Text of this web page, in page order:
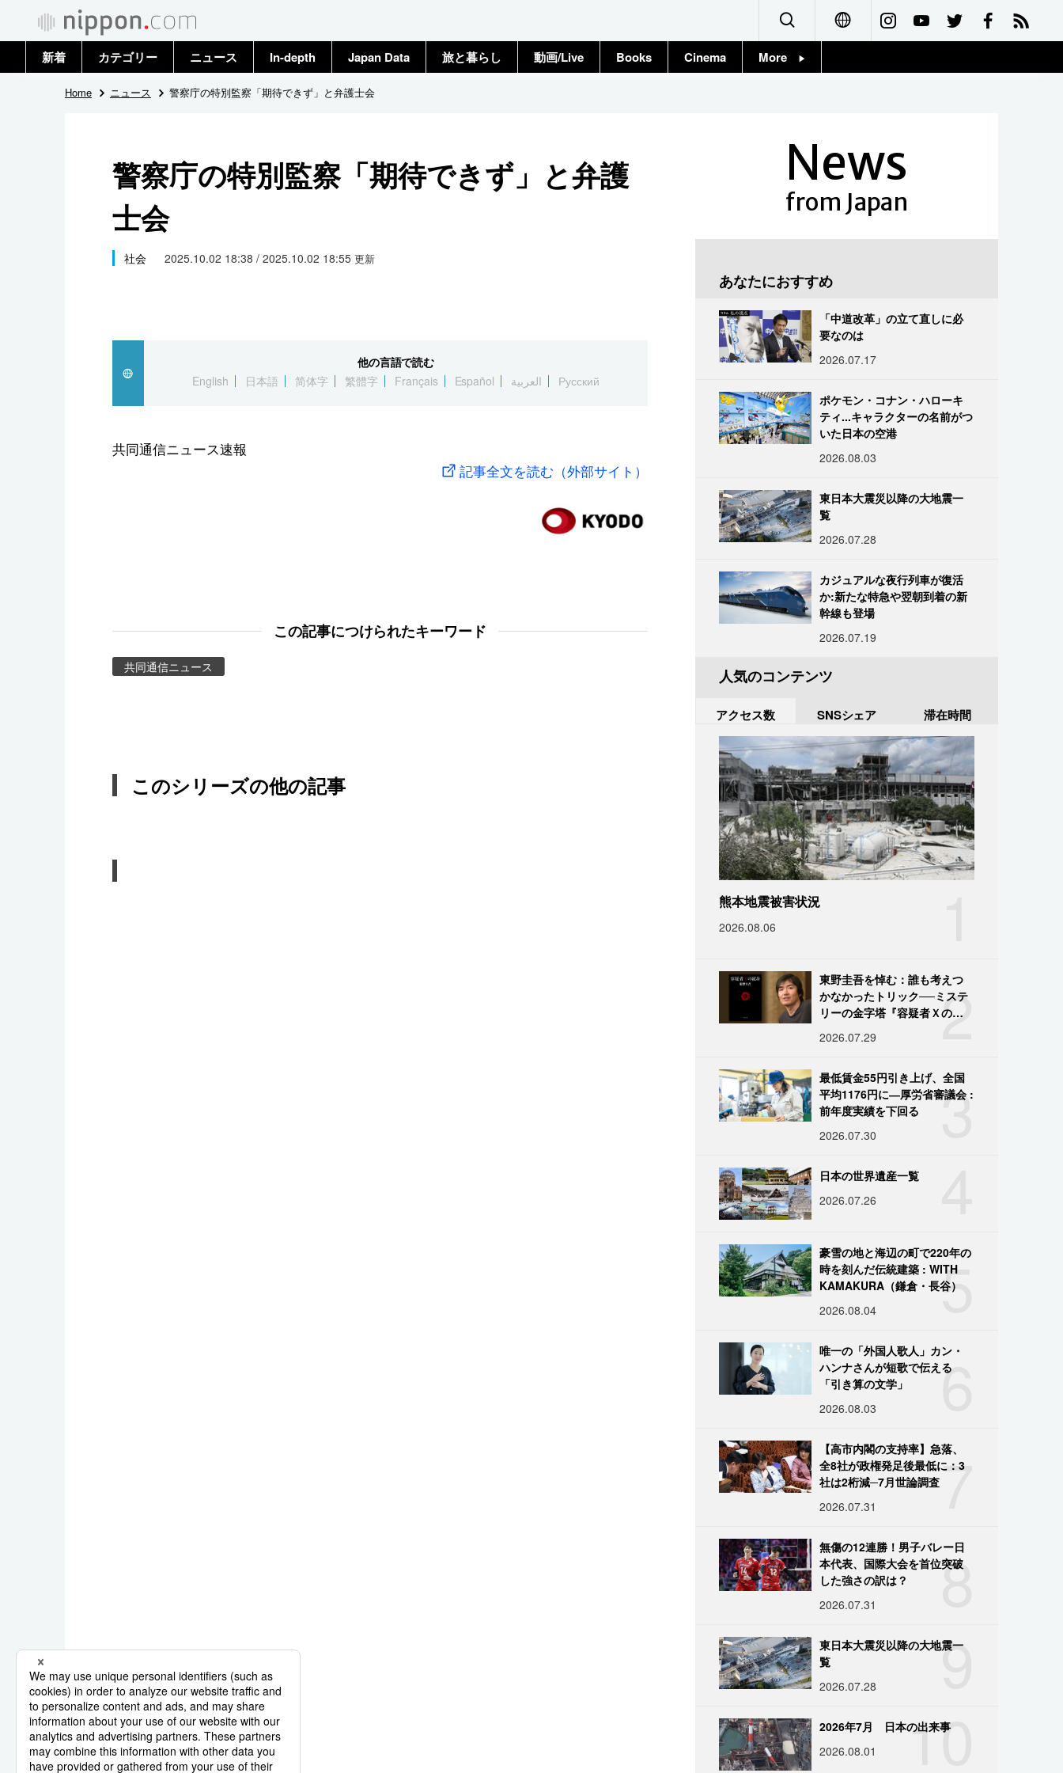
Français
新着 カテゴリー
政治・外交
国際
社会
文化
スポーツ・東京2020
ニュース
トップ
In-depth Japan Data 旅と暮らし 動画/Live Books Cinema More
Home ニュース 警察庁の特別監察「期待できず」と弁護士会
警察庁の特別監察「期待できず」と弁護
士会
社会 2025.10.02 18:38 / 2025.10.02 18:55 更新
他の言語で読む
English
日本語 简体字 繁體字 Français Español العربية Русский
共同通信ニュース速報
記事全文を読む（外部サイト）
この記事につけられたキーワード
共同通信ニュース
このシリーズの他の記事
News
from Japan
あなたにおすすめ
「中道改革」の立て直しに必
要なのは
2026.07.17
ポケモン・コナン・ハローキ
ティ...キャラクターの名前がつ
いた日本の空港
2026.08.03
東日本大震災以降の大地震一
覧
2026.07.28
カジュアルな夜行列車が復活
か:新たな特急や翌朝到着の新
幹線も登場
2026.07.19
人気のコンテンツ
アクセス数 SNSシェア 滞在時間
熊本地震被害状況
2026.08.06
2
東野圭吾を悼む：誰も考えつ
かなかったトリック──ミステ
リーの金字塔『容疑者Ｘの献
2026.07.29
3
最低賃金55円引き上げ、全国
平均1176円に―厚労省審議会 :
前年度実績を下回る
2026.07.30
日本の世界遺産一覧
2026.07.26
5
豪雪の地と海辺の町で220年の
時を刻んだ伝統建築 : WITH
KAMAKURA（鎌倉・長谷）
2026.08.04
6
唯一の「外国人歌人」カン・
ハンナさんが短歌で伝える
「引き算の文学」
2026.08.03
7
【高市内閣の支持率】急落、
全8社が政権発足後最低に：3
社は2桁減─7月世論調査
2026.07.31
8
無傷の12連勝！男子バレー日
本代表、国際大会を首位突破
した強さの訳は？
2026.07.31
9
東日本大震災以降の大地震一
覧
2026.07.28
10
2026年7月 日本の出来事
2026.08.01